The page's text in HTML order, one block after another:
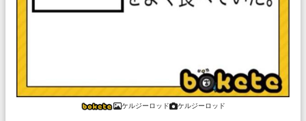
ケルジーロッド ケルジーロッド